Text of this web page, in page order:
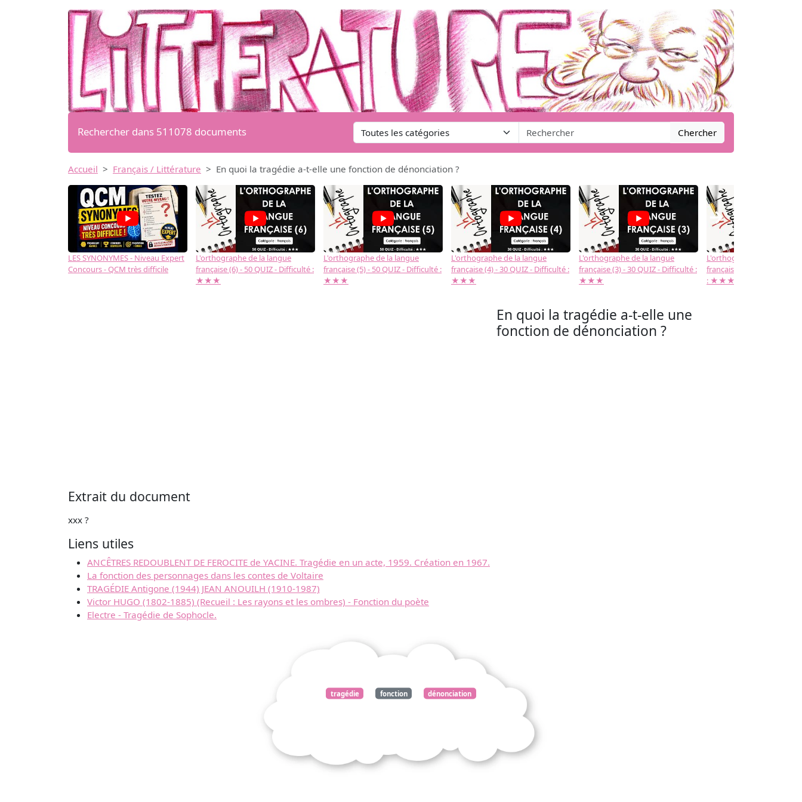
Rechercher dans 511078 documents Chercher
Accueil Français / Littérature En quoi la tragédie a-t-elle une fonction de dénonciation ?
LES SYNONYMES - Niveau Expert
Concours - QCM très difficile
L'orthographe de la langue
française (6) - 50 QUIZ - Difficulté :
★★★
L'orthographe de la langue
française (5) - 50 QUIZ - Difficulté :
★★★
L'orthographe de la langue
française (4) - 30 QUIZ - Difficulté :
★★★
L'orthographe de la langue
française (3) - 30 QUIZ - Difficulté :
★★★
L'orthographe de la langue
française (2) -( 20 QUIZ -
: ★★★
→
En quoi la tragédie a-t-elle une
fonction de dénonciation ?
Extrait du document
xxx ?
Liens utiles
ANCÊTRES REDOUBLENT DE FEROCITE de YACINE. Tragédie en un acte, 1959. Création en 1967.
La fonction des personnages dans les contes de Voltaire
TRAGÉDIE Antigone (1944) JEAN ANOUILH (1910-1987)
Victor HUGO (1802-1885) (Recueil : Les rayons et les ombres) - Fonction du poète
Electre - Tragédie de Sophocle.
tragédie fonction dénonciation